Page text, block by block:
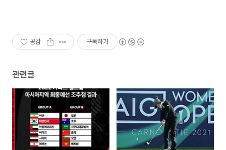
공감 구독하기
관련글